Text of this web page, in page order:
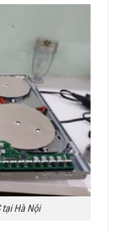
tại Hà Nội